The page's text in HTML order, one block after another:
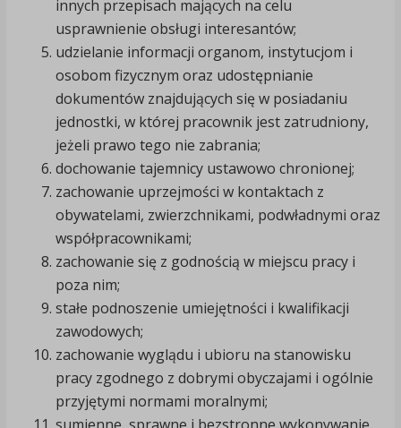
innych przepisach mających na celu
usprawnienie obsługi interesantów;
udzielanie informacji organom, instytucjom i
osobom fizycznym oraz udostępnianie
dokumentów znajdujących się w posiadaniu
jednostki, w której pracownik jest zatrudniony,
jeżeli prawo tego nie zabrania;
dochowanie tajemnicy ustawowo chronionej;
zachowanie uprzejmości w kontaktach z
obywatelami, zwierzchnikami, podwładnymi oraz
współpracownikami;
zachowanie się z godnością w miejscu pracy i
poza nim;
stałe podnoszenie umiejętności i kwalifikacji
zawodowych;
zachowanie wyglądu i ubioru na stanowisku
pracy zgodnego z dobrymi obyczajami i ogólnie
przyjętymi normami moralnymi;